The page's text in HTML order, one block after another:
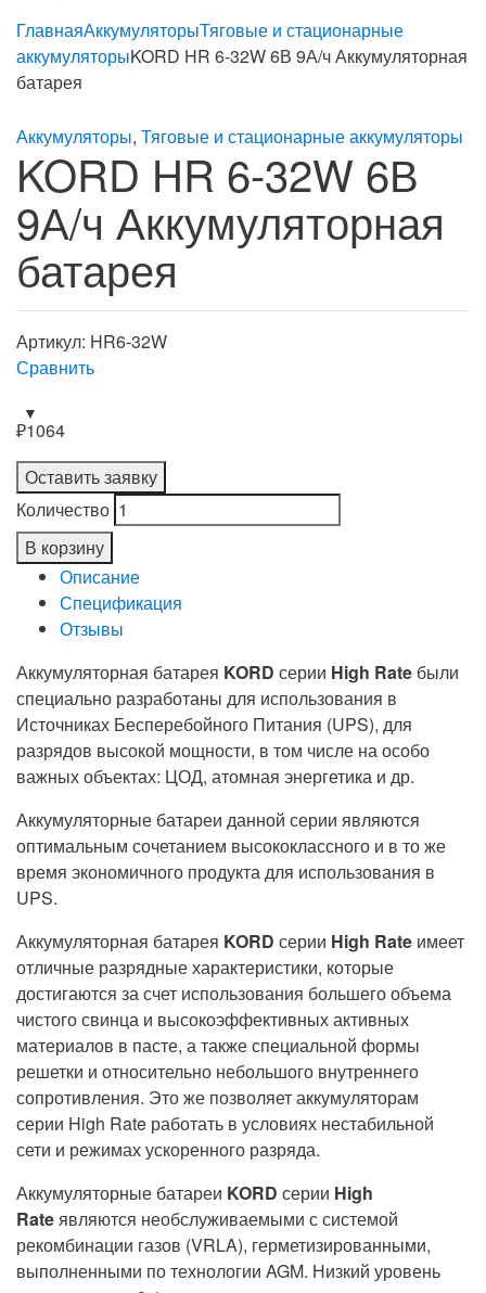
ГлавнаяАккумуляторыТяговые и стационарные
аккумуляторыKORD HR 6-32W 6В 9А/ч Аккумуляторная
батарея
Аккумуляторы, Тяговые и стационарные аккумуляторы
KORD HR 6-32W 6В
9А/ч Аккумуляторная
батарея
Артикул: HR6-32W
Сравнить
₽1064
Оставить заявку
Количество
В корзину
Описание
Спецификация
Отзывы
Аккумуляторная батарея KORD серии High Rate были
специально разработаны для использования в
Источниках Бесперебойного Питания (UPS), для
разрядов высокой мощности, в том числе на особо
важных объектах: ЦОД, атомная энергетика и др.
Аккумуляторные батареи данной серии являются
оптимальным сочетанием высококлассного и в то же
время экономичного продукта для использования в
UPS.
Аккумуляторная батарея KORD серии High Rate имеет
отличные разрядные характеристики, которые
достигаются за счет использования большего объема
чистого свинца и высокоэффективных активных
материалов в пасте, а также специальной формы
решетки и относительно небольшого внутреннего
сопротивления. Это же позволяет аккумуляторам
серии High Rate работать в условиях нестабильной
сети и режимах ускоренного разряда.
Аккумуляторные батареи KORD серии High
Rateявляются необслуживаемыми с системой
рекомбинации газов (VRLA), герметизированными,
выполненными по технологии AGM. Низкий уровень